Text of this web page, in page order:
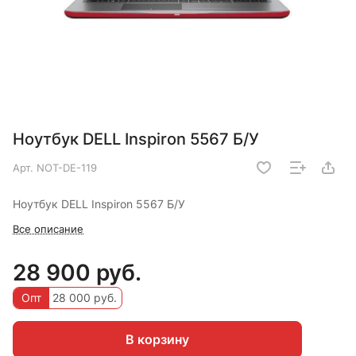
Ноутбук DELL Inspiron 5567 Б/У
Арт. NOT-DE-119
Ноутбук DELL Inspiron 5567 Б/У
Все описание
28 900 руб.
Опт 28 000 руб.
В корзину